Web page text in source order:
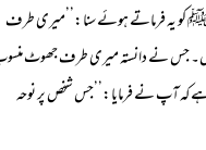
کو یہ فرماتے ہوئے سنا:’’میری طرف
جس نے دانستہ میری طرف جھوٹ
ہے کہ آپ نے فرمایا:’’جس شخص پر نوحہ